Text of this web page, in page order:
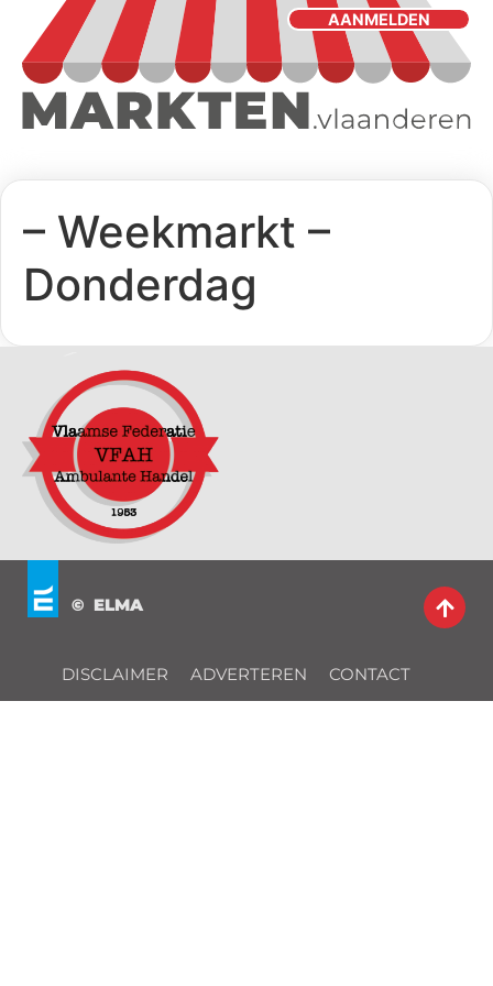
AANMELDEN
– Weekmarkt –
Donderdag
© ELMA
DISCLAIMER ADVERTEREN CONTACT